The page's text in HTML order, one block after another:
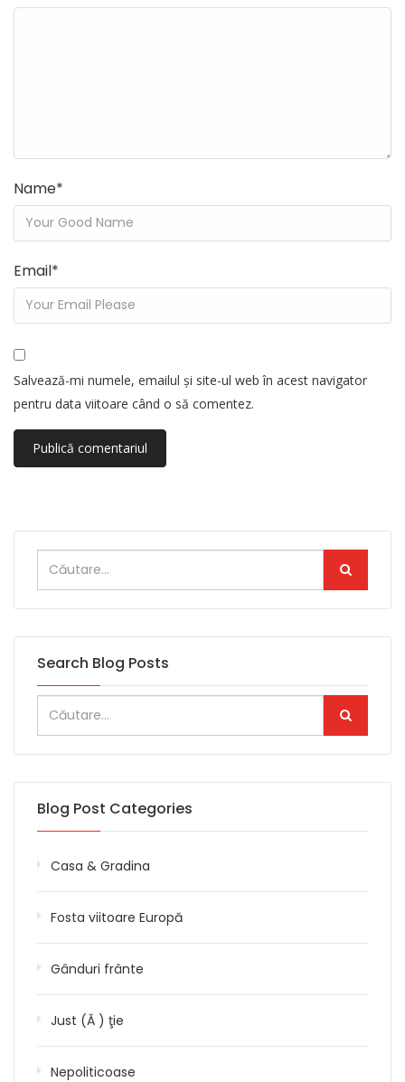
Name*
Email*
Salvează-mi numele, emailul și site-ul web în acest navigator
pentru data viitoare când o să comentez.
Search Blog Posts
Blog Post Categories
Casa & Gradina
Fosta viitoare Europă
Gânduri frânte
Just (Ă ) ţie
Nepoliticoase